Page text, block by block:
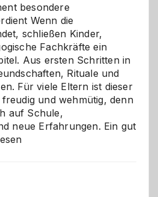
besondere
Wenn die
schließen Kinder,
Fachkräfte ein
Aus ersten Schritten in
Rituale und
Für viele Eltern ist dieser
und wehmütig, denn
auf Schule,
neue Erfahrungen. Ein gut